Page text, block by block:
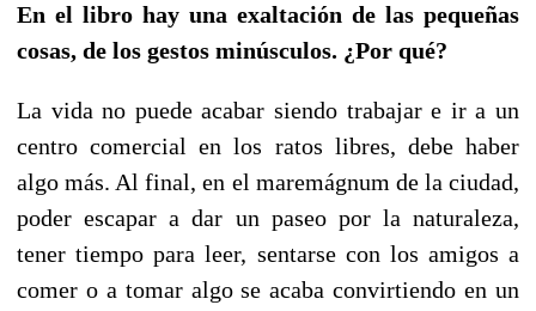
En el libro hay una exaltación de las pequeñas
cosas, de los gestos minúsculos. ¿Por qué?
La vida no puede acabar siendo trabajar e ir a un
centro comercial en los ratos libres, debe haber
algo más. Al final, en el maremágnum de la ciudad,
poder escapar a dar un paseo por la naturaleza,
tener tiempo para leer, sentarse con los amigos a
comer o a tomar algo se acaba convirtiendo en un